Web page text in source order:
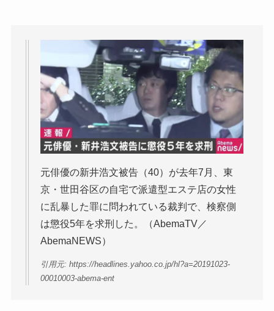
元俳優の新井浩文被告（40）が去年7月、東
京・世田谷区の自宅で派遣型エステ店の女性
に乱暴した罪に問われている裁判で、検察側
は懲役5年を求刑した。（AbemaTV／
AbemaNEWS）
引用元: https://headlines.yahoo.co.jp/hl?a=20191023-
00010003-abema-ent